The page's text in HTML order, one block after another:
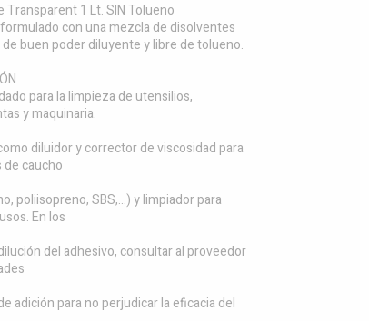
Transparent 1 Lt. SIN Tolueno
con una mezcla de disolventes
buen poder diluyente y libre de tolueno.
para la limpieza de utensilios,
y maquinaria.
diluidor y corrector de viscosidad para
de caucho
poliisopreno, SBS,...) y limpiador para
En los
del adhesivo, consultar al proveedor
adición para no perjudicar la eficacia del